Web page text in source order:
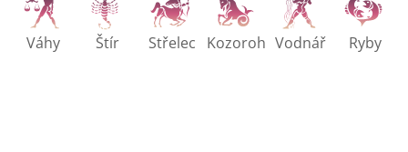
Váhy Štír Střelec Kozoroh Vodnář Ryby